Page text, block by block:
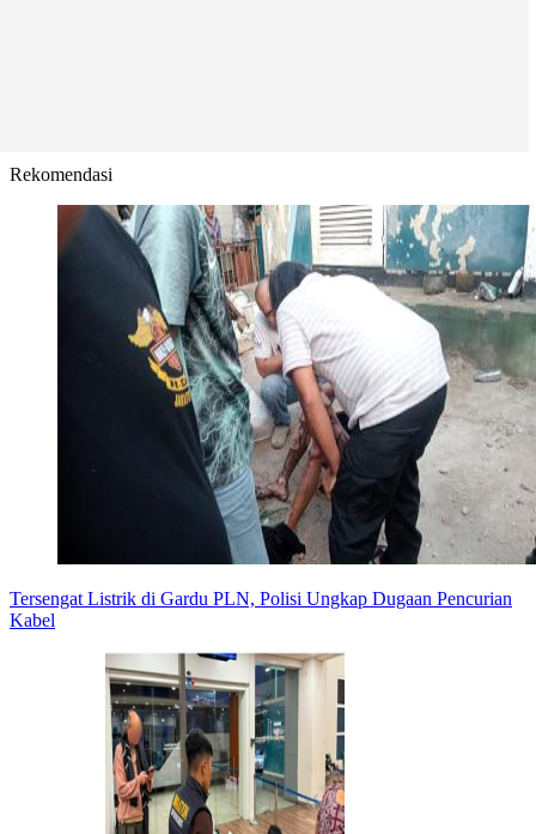
Rekomendasi
Tersengat Listrik di Gardu PLN, Polisi Ungkap Dugaan Pencurian
Kabel